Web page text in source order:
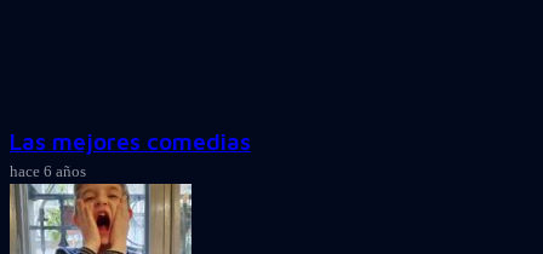
Las mejores comedias
hace 6 años